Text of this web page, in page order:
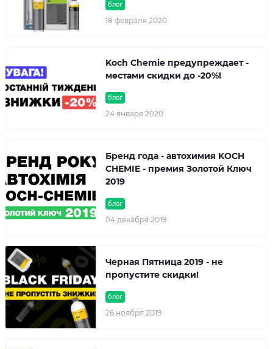
блог
18 февраля 2020
блог
24 января 2020
Koch Chemie предупреждает -
местами скидки до -20%!
блог
04 декабря 2019
Бренд года - автохимия KOCH
CHEMIE - премия Золотой Ключ
2019
блог
26 ноября 2019
Черная Пятница 2019 - не
пропустите скидки!